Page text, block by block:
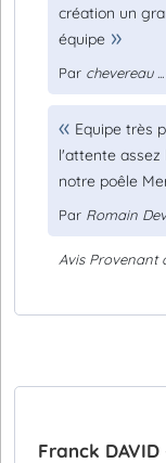
création un
équipe
Par chevereau ...
Equipe très
l'attente
notre poêle
Par Romain
Avis Provenant
Franck